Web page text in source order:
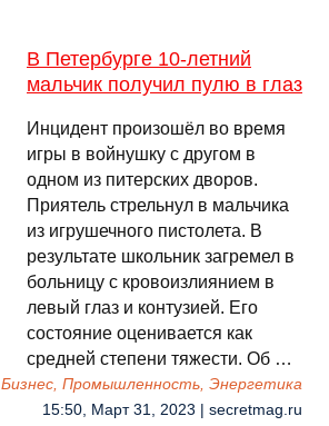
В Петербурге 10-летний
мальчик получил пулю в глаз
Инцидент произошёл во время
игры в войнушку с другом в
одном из питерских дворов.
Приятель стрельнул в мальчика
из игрушечного пистолета. В
результате школьник загремел в
больницу с кровоизлиянием в
левый глаз и контузией. Его
состояние оценивается как
средней степени тяжести. Об …
Бизнес, Промышленность, Энергетика
15:50, Март 31, 2023 | secretmag.ru